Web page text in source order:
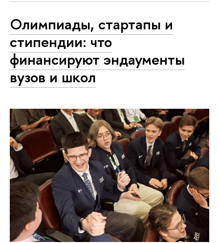
Олимпиады, стартапы и
стипендии: что
финансируют эндаументы
вузов и школ